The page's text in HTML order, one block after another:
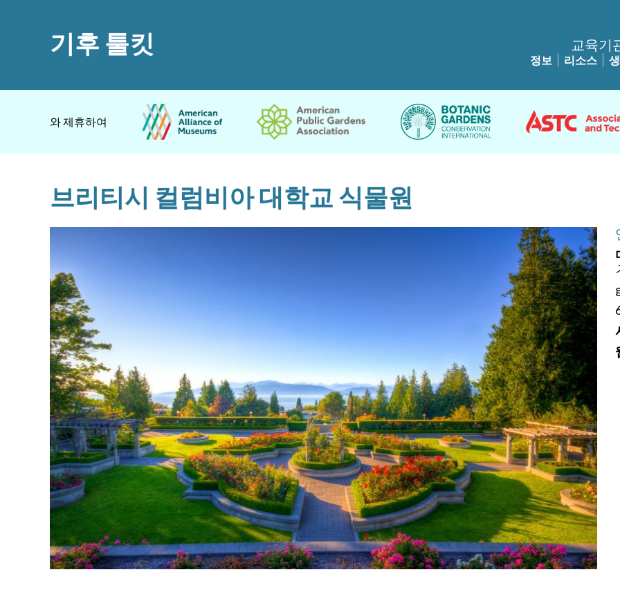
기후 툴킷 교육기
정보 리소스
와 제휴하여
브리티시 컬럼비아 대학교 식물원